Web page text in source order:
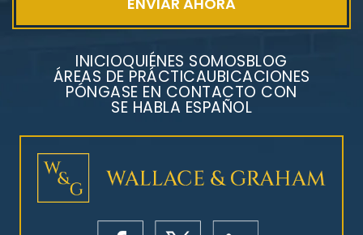
INICIOQUIÉNES SOMOSBLOG
ÁREAS DE PRÁCTICAUBICACIONES
PÓNGASE EN CONTACTO CON
SE HABLA ESPAÑOL